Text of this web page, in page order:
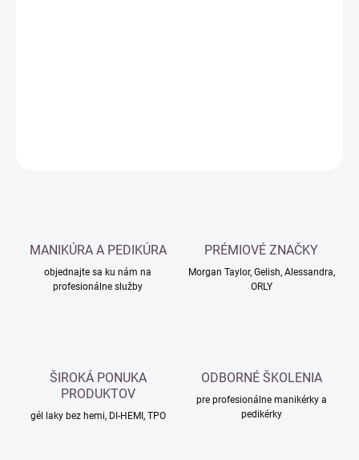
MANIKÚRA A PEDIKÚRA
objednajte sa ku nám na
profesionálne služby
PRÉMIOVÉ ZNAČKY
Morgan Taylor, Gelish, Alessandra,
ORLY
ŠIROKÁ PONUKA
PRODUKTOV
gél laky bez hemi, DI-HEMI, TPO
ODBORNÉ ŠKOLENIA
pre profesionálne manikérky a
pedikérky